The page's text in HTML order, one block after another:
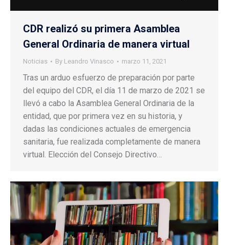
CDR realizó su primera Asamblea
General Ordinaria de manera virtual
Noticias By Leandro Vinasco marzo 11, 2021
Tras un arduo esfuerzo de preparación por parte
del equipo del CDR, el día 11 de marzo de 2021 se
llevó a cabo la Asamblea General Ordinaria de la
entidad, que por primera vez en su historia, y
dadas las condiciones actuales de emergencia
sanitaria, fue realizada completamente de manera
virtual. Elección del Consejo Directivo…